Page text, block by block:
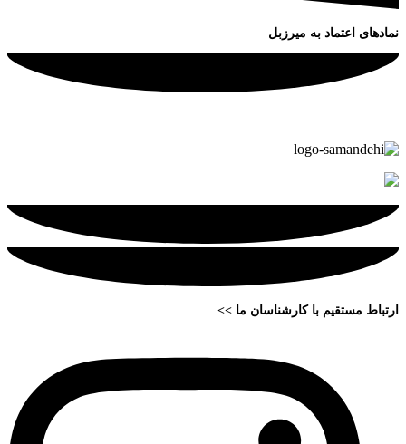
نمادهای اعتماد به میرزبل
ارتباط مستقیم با کارشناسان ما >>